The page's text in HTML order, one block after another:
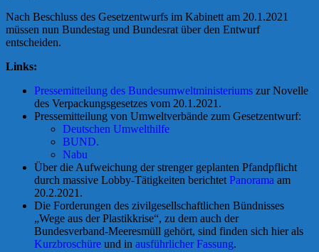
Nach Beschluss des Gesetzentwurfs im Kabinett am 20.1.2021
müssen nun Bundestag und Bundesrat über den Entwurf
entscheiden.
Links:
Pressemitteilung des Bundesumweltministeriums zur Novelle
des Verpackungsgesetzes vom 20.1.2021.
Pressemitteilung von Umweltverbände zum Gesetzentwurf:
Deutschen Umwelthilfe
BUND.
Nabu
Über die Aufweichung der strenger geplanten Pfandpflicht
durch massive Lobby-Tätigkeiten berichtetPanorama am
20.2.2021.
Die Forderungen des zivilgesellschaftlichen Bündnisses
„Wege aus der Plastikkrise“, zu dem auch der
Bundesverband-Meeresmüll gehört, sind finden sich hier als
Kurzbroschüre und in ausführlicher Fassung.